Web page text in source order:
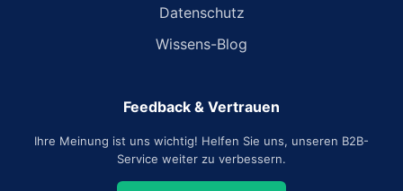
Datenschutz
Wissens-Blog
Feedback & Vertrauen
Ihre Meinung ist uns wichtig! Helfen Sie uns, unseren B2B-
Service weiter zu verbessern.